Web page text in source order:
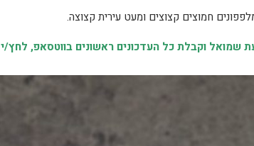
וקבלת כל העדכונים ראשונים בווטסאפ, לחץ/י